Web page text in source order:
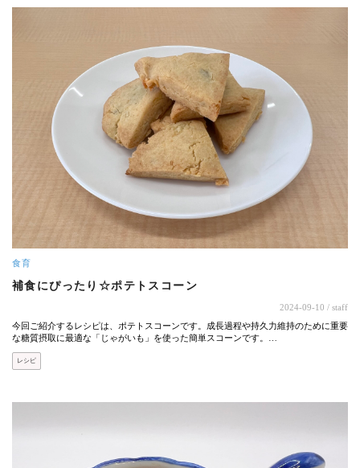
食育
補食にぴったり☆ポテトスコーン
2024-09-10 / staff
今回ご紹介するレシピは、ポテトスコーンです。成長過程や持久力維持のために重要
な糖質摂取に最適な「じゃがいも」を使った簡単スコーンです。…
レシピ